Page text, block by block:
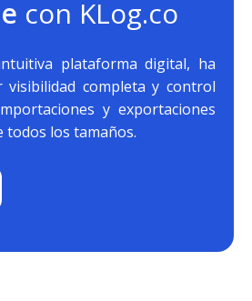
con KLog.co
plataforma digital, ha
visibilidad completa y control
y exportaciones
todos los tamaños.